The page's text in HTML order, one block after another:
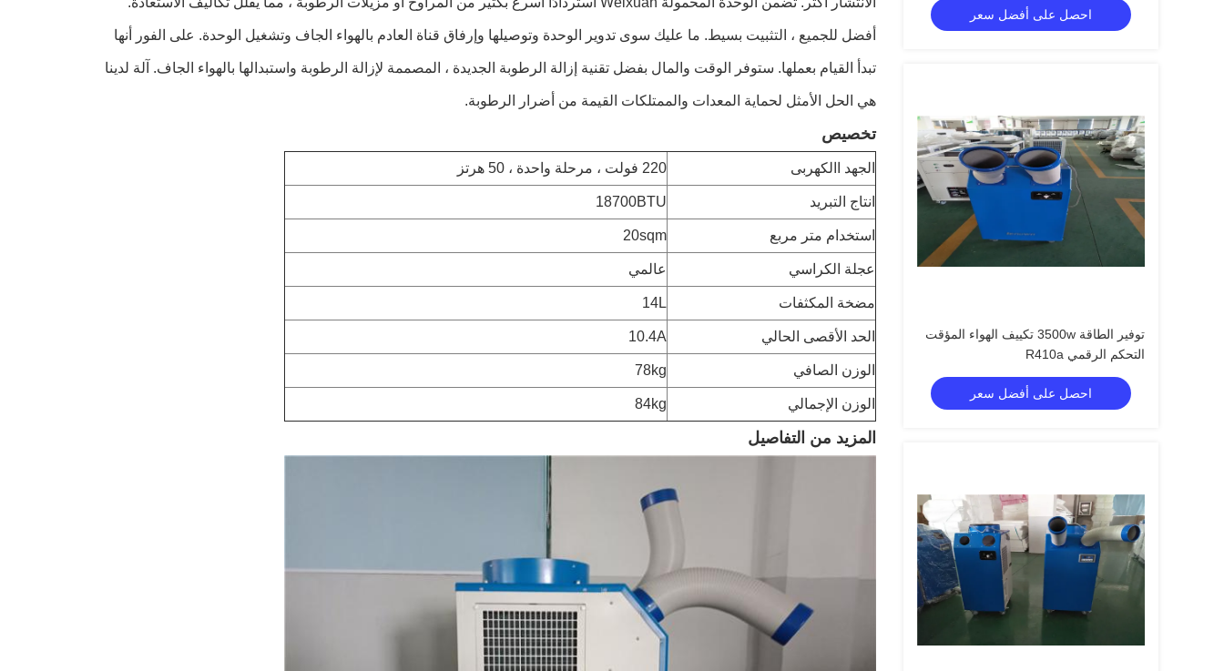
احصل على أفضل سعر
توفير الطاقة 3500w تكييف الهواء المؤقت
التحكم الرقمي R410a
احصل على أفضل سعر
أفضل للجميع ، التثبيت بسيط. ما عليك سوى تدوير الوحدة وتوصيلها وإرفاق قناة العادم بالهواء الجاف وتشغيل الوحدة. على الفور أنها
تبدأ القيام بعملها. ستوفر الوقت والمال بفضل تقنية إزالة الرطوبة الجديدة ، المصممة لإزالة الرطوبة واستبدالها بالهواء الجاف. آلة لدينا
هي الحل الأمثل لحماية المعدات والممتلكات القيمة من أضرار الرطوبة.
تخصيص
الجهد االكهربى 220 فولت ، مرحلة واحدة ، 50 هرتز
انتاج التبريد 18700BTU
استخدام متر مربع 20sqm
عجلة الكراسي عالمي
مضخة المكثفات 14L
الحد الأقصى الحالي 10.4A
الوزن الصافي 78kg
الوزن الإجمالي 84kg
المزيد من التفاصيل